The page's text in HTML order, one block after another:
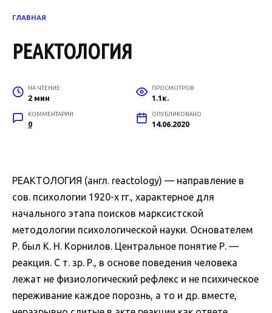
ГЛАВНАЯ
РЕАКТОЛОГИЯ
НА ЧТЕНИЕ
2 мин
ПРОСМОТРОВ
1.1к.
КОММЕНТАРИИ
0
ОПУБЛИКОВАНО
14.06.2020
РЕАКТОЛОГИЯ (англ. reactology) — направление в
сов. психологии 1920-х гг., характерное для
начального этапа поисков марксистской
методологии психологической науки. Основателем
Р. был К. Н. Корнилов. Центральное понятие Р. —
реакция. С т. зр. Р., в основе поведения человека
лежат не физиологический рефлекс и не психическое
переживание каждое порознь, а то и др. вместе,